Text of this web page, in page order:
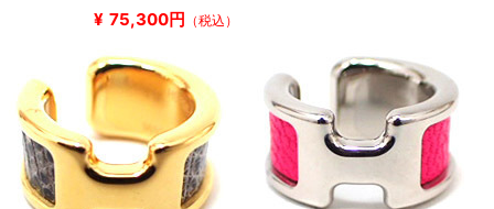
¥ 75,300円 （税込）